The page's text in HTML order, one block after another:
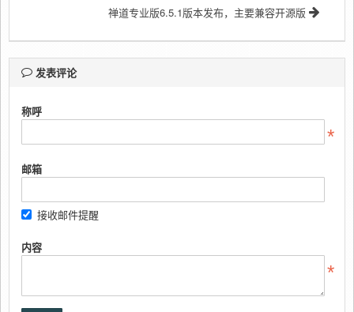
禅道专业版6.5.1版本发布，主要兼容开源版
发表评论
称呼
邮箱
接收邮件提醒
内容